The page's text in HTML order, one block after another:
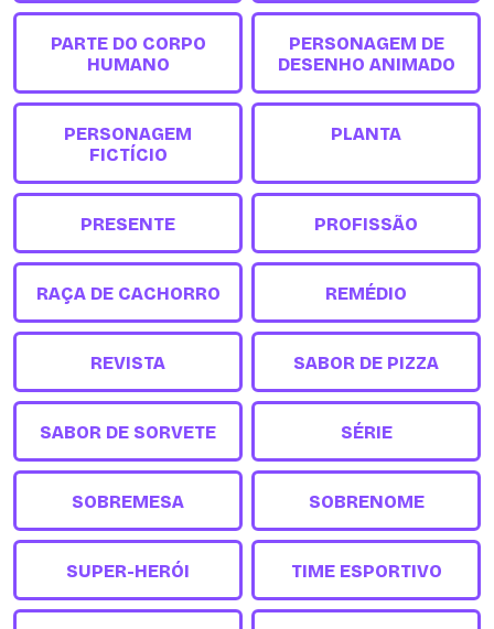
PARTE DO CORPO
HUMANO
PERSONAGEM DE
DESENHO ANIMADO
PERSONAGEM
FICTÍCIO
PLANTA
PRESENTE PROFISSÃO
RAÇA DE CACHORRO REMÉDIO
REVISTA SABOR DE PIZZA
SABOR DE SORVETE SÉRIE
SOBREMESA SOBRENOME
SUPER-HERÓI TIME ESPORTIVO